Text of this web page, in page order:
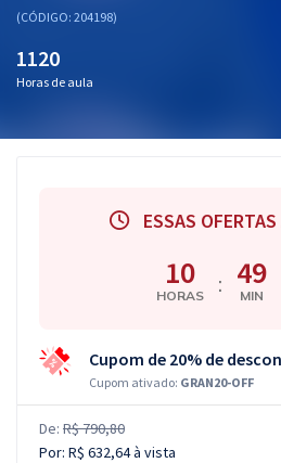
Questões grátis
(CÓDIGO: 204198)
1120
Horas de aula
ESSAS
10
HORAS : 49
MIN
Cupom de 20% de
Cupom ativado: GRAN20-OFF
De: R$ 790,80
Por: R$ 632,64à vista